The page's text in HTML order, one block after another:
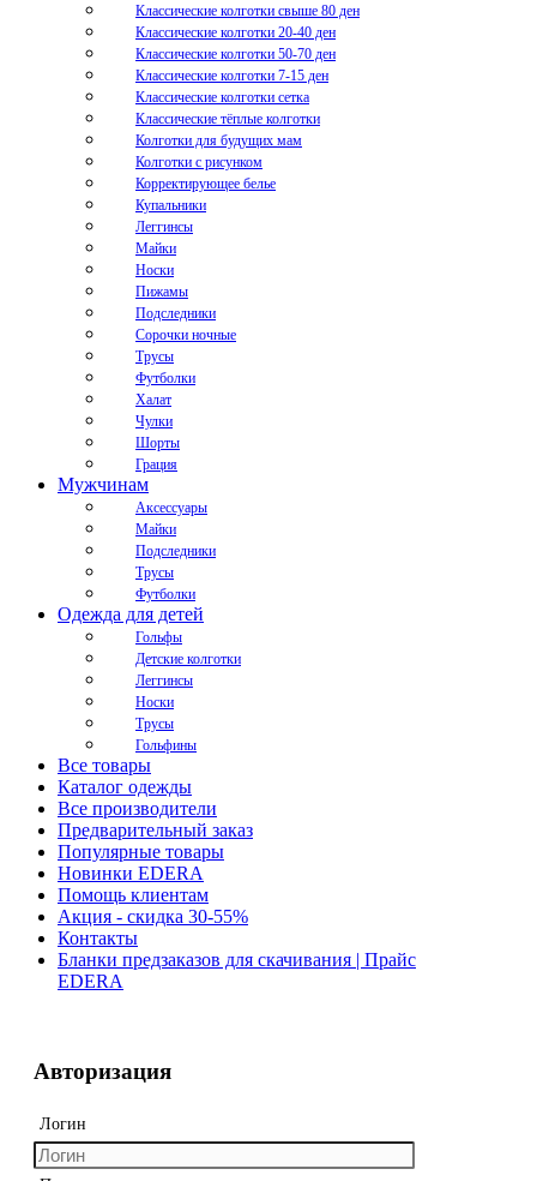
Классические колготки свыше 80 ден
Классические колготки 20-40 ден
Классические колготки 50-70 ден
Классические колготки 7-15 ден
Классические колготки сетка
Классические тёплые колготки
Колготки для будущих мам
Колготки с рисунком
Корректирующее белье
Купальники
Леггинсы
Майки
Носки
Пижамы
Подследники
Сорочки ночные
Трусы
Футболки
Халат
Чулки
Шорты
Грация
Мужчинам
Аксессуары
Майки
Подследники
Трусы
Футболки
Одежда для детей
Гольфы
Детские колготки
Леггинсы
Носки
Трусы
Гольфины
Все товары
Каталог одежды
Все производители
Предварительный заказ
Популярные товары
Новинки EDERA
Помощь клиентам
Акция - скидка 30-55%
Контакты
Бланки предзаказов для скачивания | Прайс
EDERA
Авторизация
Логин